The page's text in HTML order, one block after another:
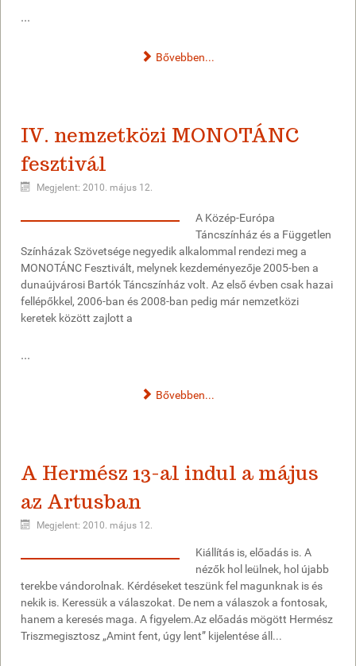
...
Bővebben...
IV. nemzetközi MONOTÁNC
fesztivál
Megjelent: 2010. május 12.
A Közép-Európa
Táncszínház és a Független
Színházak Szövetsége negyedik alkalommal rendezi meg a
MONOTÁNC Fesztivált, melynek kezdeményezője 2005-ben a
dunaújvárosi Bartók Táncszínház volt. Az első évben csak hazai
fellépőkkel, 2006-ban és 2008-ban pedig már nemzetközi
keretek között zajlott a
...
Bővebben...
A Hermész 13-al indul a május
az Artusban
Megjelent: 2010. május 12.
Kiállítás is, előadás is. A
nézők hol leülnek, hol újabb
terekbe vándorolnak. Kérdéseket teszünk fel magunknak is és
nekik is. Keressük a válaszokat. De nem a válaszok a fontosak,
hanem a keresés maga. A figyelem.Az előadás mögött Hermész
Triszmegisztosz „Amint fent, úgy lent” kijelentése áll...